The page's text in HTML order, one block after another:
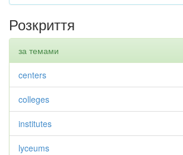
Розкриття
за темами
centers
colleges
institutes
lyceums